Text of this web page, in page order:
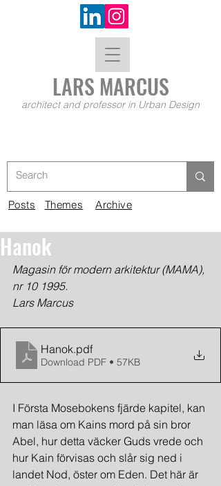
LARS MARCUS
architect and professor in Urban Design
Hanok
Magasin för modern arkitektur (MAMA),
nr 10 1995.
Lars Marcus
Hanok.pdf
Download PDF • 57KB
I Första Mosebokens fjärde kapitel, kan
man läsa om Kains mord på sin bror
Abel, hur detta väcker Guds vrede och
hur Kain förvisas och slår sig ned i
landet Nod, öster om Eden. Det här är
Posts Themes Archive